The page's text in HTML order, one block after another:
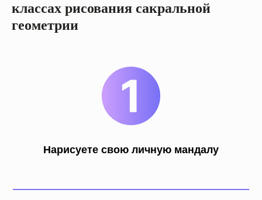
классах рисования сакральной
геометрии
Нарисуете свою личную мандалу
Преподаватель
по рисованию
сакральной
геометрии